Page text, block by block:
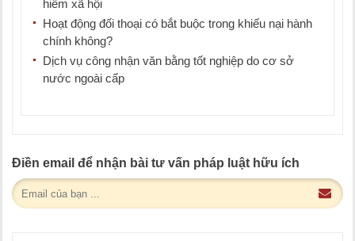
hiểm xã hội
Hoạt động đối thoại có bắt buộc trong khiếu nại hành
chính không?
Dịch vụ công nhận văn bằng tốt nghiệp do cơ sở
nước ngoài cấp
Điền email để nhận bài tư vấn pháp luật hữu ích